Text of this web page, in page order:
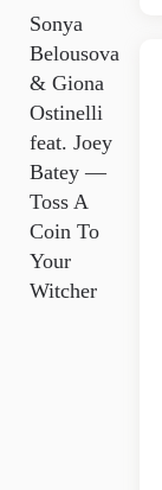
Sonya
Belousova
& Giona
Ostinelli
feat. Joey
Batey —
Toss A
Coin To
Your
Witcher